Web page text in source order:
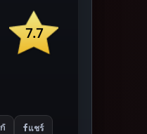
7.7
แชร์